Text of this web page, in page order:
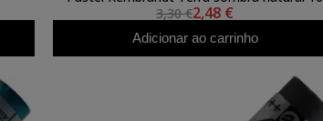
3,30 €2,48 €
Adicionar ao carrinho